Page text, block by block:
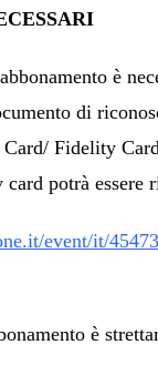
è
di
Fidelity
potrà essere
event/it/
è